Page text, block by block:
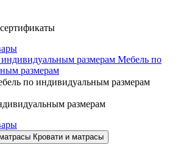
Мебель по
размерам
размерам
Кровати и матрасы